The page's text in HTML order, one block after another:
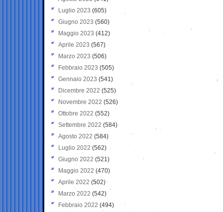
Luglio 2023 (605)
Giugno 2023 (560)
Maggio 2023 (412)
Aprile 2023 (567)
Marzo 2023 (506)
Febbraio 2023 (505)
Gennaio 2023 (541)
Dicembre 2022 (525)
Novembre 2022 (526)
Ottobre 2022 (552)
Settembre 2022 (584)
Agosto 2022 (584)
Luglio 2022 (562)
Giugno 2022 (521)
Maggio 2022 (470)
Aprile 2022 (502)
Marzo 2022 (542)
Febbraio 2022 (494)